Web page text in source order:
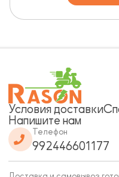
Условия доставки
Напишите нам
Телефон
992446601177